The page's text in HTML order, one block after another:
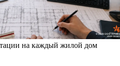
на каждый жилой дом